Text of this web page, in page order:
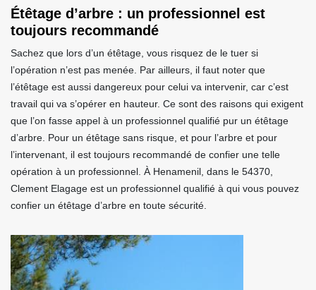
Étêtage d’arbre : un professionnel est
toujours recommandé
Sachez que lors d’un étêtage, vous risquez de le tuer si
l’opération n’est pas menée. Par ailleurs, il faut noter que
l’étêtage est aussi dangereux pour celui va intervenir, car c’est
travail qui va s’opérer en hauteur. Ce sont des raisons qui exigent
que l’on fasse appel à un professionnel qualifié pur un étêtage
d’arbre. Pour un étêtage sans risque, et pour l’arbre et pour
l’intervenant, il est toujours recommandé de confier une telle
opération à un professionnel. À Henamenil, dans le 54370,
Clement Elagage est un professionnel qualifié à qui vous pouvez
confier un étêtage d’arbre en toute sécurité.